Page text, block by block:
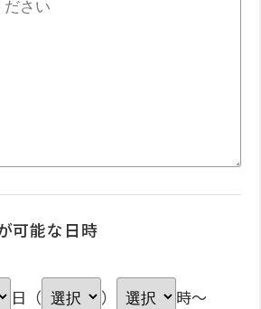
可能な日時
日（ ）
時～